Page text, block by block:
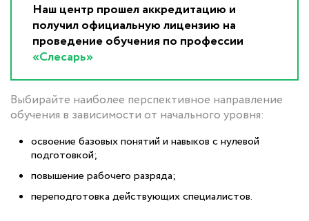
Наш центр прошел аккредитацию и
получил официальную лицензию на
проведение обучения по профессии
«Слесарь»
Выбирайте наиболее перспективное направление
обучения в зависимости от начального уровня:
освоение базовых понятий и навыков с нулевой
подготовкой;
повышение рабочего разряда;
переподготовка действующих специалистов.